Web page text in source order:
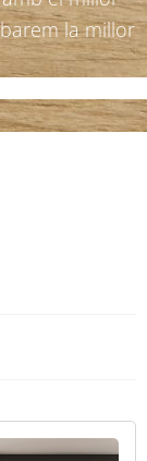
la millor